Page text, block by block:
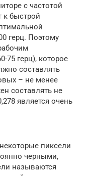
с частотой
к быстрой
герц. Поэтому
75 герц), которое
составлять
– не менее
составлять не
является очень
пиксели
черными,
называются